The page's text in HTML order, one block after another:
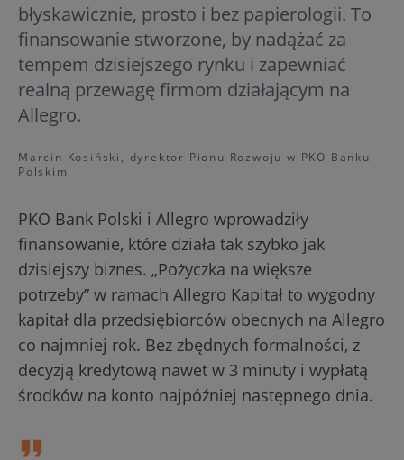
błyskawicznie, prosto i bez papierologii. To
finansowanie stworzone, by nadążać za
tempem dzisiejszego rynku i zapewniać
realną przewagę firmom działającym na
Allegro.
Marcin Kosiński, dyrektor Pionu Rozwoju w PKO Banku
Polskim
PKO Bank Polski i Allegro wprowadziły
finansowanie, które działa tak szybko jak
dzisiejszy biznes. „Pożyczka na większe
potrzeby” w ramach Allegro Kapitał to wygodny
kapitał dla przedsiębiorców obecnych na Allegro
co najmniej rok. Bez zbędnych formalności, z
decyzją kredytową nawet w 3 minuty i wypłatą
środków na konto najpóźniej następnego dnia.